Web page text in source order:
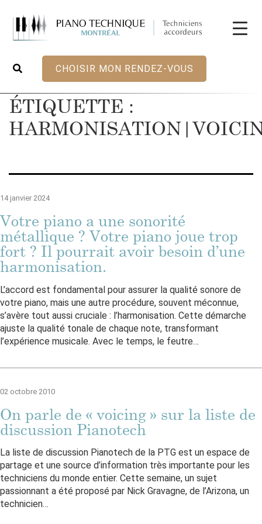
CHOISIR MON RENDEZ-VOUS
ÉTIQUETTE :
14 janvier 2024
Votre piano a une sonorité
métallique ? Votre piano joue trop
fort ? Il pourrait avoir besoin d’une
harmonisation.
L’accord est fondamental pour assurer la qualité sonore de
votre piano, mais une autre procédure, souvent méconnue,
s’avère tout aussi cruciale : l’harmonisation. Cette démarche
ajuste la qualité tonale de chaque note, transformant
l’expérience musicale. Avec le temps, le feutre…
02 octobre 2010
On parle de « voicing » sur la liste de
discussion Pianotech
La liste de discussion Pianotech de la PTG est un espace de
partage et une source d’information très importante pour les
techniciens du monde entier. Cette semaine, un sujet
passionnant a été proposé par Nick Gravagne, de l’Arizona, un
technicien…